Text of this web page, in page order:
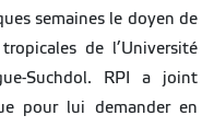
semaines le doyen de
de l’Université
Suchdol. RPI a joint
pour lui demander en